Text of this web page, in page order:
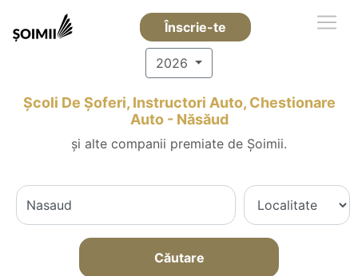
Înscrie-te
2026
Școli De Șoferi, Instructori Auto, Chestionare
Auto - Năsăud
și alte companii premiate de Șoimii.
Căutare